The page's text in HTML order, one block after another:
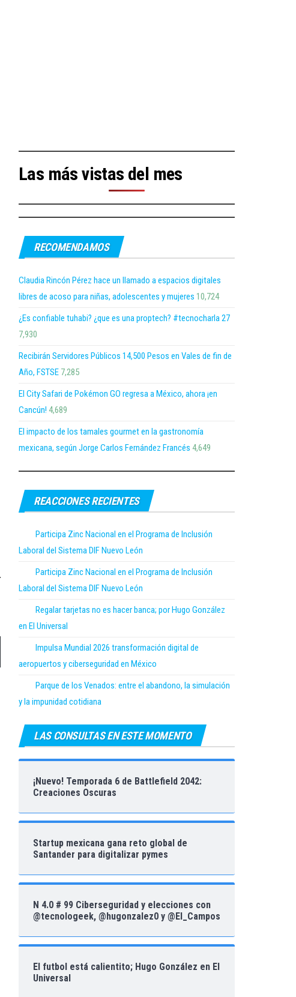
Las más vistas del mes
RECOMENDAMOS
Claudia Rincón Pérez hace un llamado a espacios digitales
libres de acoso para niñas, adolescentes y mujeres 10,724
¿Es confiable tuhabi? ¿que es una proptech? #tecnocharla 27
7,930
Recibirán Servidores Públicos 14,500 Pesos en Vales de fin de
Año, FSTSE 7,285
El City Safari de Pokémon GO regresa a México, ahora ¡en
Cancún! 4,689
El impacto de los tamales gourmet en la gastronomía
mexicana, según Jorge Carlos Fernández Francés 4,649
REACCIONES RECIENTES
Participa Zinc Nacional en el Programa de Inclusión
Laboral del Sistema DIF Nuevo León
Participa Zinc Nacional en el Programa de Inclusión
Laboral del Sistema DIF Nuevo León
Regalar tarjetas no es hacer banca; por Hugo González
en El Universal
Impulsa Mundial 2026 transformación digital de
aeropuertos y ciberseguridad en México
Parque de los Venados: entre el abandono, la simulación
y la impunidad cotidiana
LAS CONSULTAS EN ESTE MOMENTO
¡Nuevo! Temporada 6 de Battlefield 2042:
Creaciones Oscuras
Startup mexicana gana reto global de
Santander para digitalizar pymes
N 4.0 # 99 Ciberseguridad y elecciones con
@tecnologeek, @hugonzalez0 y @El_Campos
El futbol está calientito; Hugo González en El
Universal